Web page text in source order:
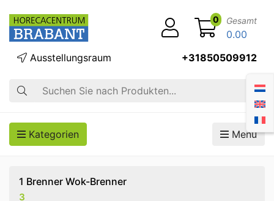
Suche
Ausstellungsraum +31850509912
0 Gesamt
0.00
Kategorien Menü
1 Brenner Wok-Brenner
3